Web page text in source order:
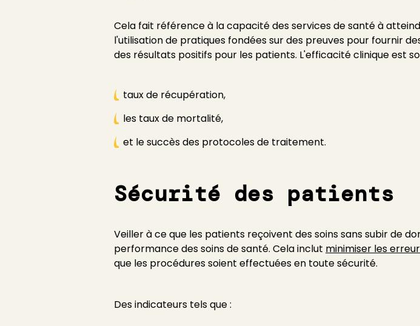
Cela fait référence à la capacité des services de santé à
l'utilisation de pratiques fondées sur des preuves pour fournir
des résultats positifs pour les patients. L'efficacité clinique est
taux de récupération,
les taux de mortalité,
et le succès des protocoles de traitement.
Sécurité des patients
Veiller à ce que les patients reçoivent des soins sans subir de
performance des soins de santé. Cela inclut minimiser les
que les procédures soient effectuées en toute sécurité.
Des indicateurs tels que :